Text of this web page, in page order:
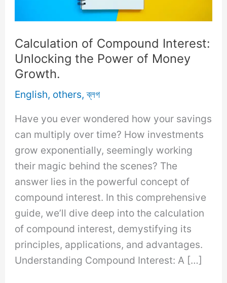
Calculation of Compound Interest:
Unlocking the Power of Money
Growth.
English, others,ব্লগ
Have you ever wondered how your savings
can multiply over time? How investments
grow exponentially, seemingly working
their magic behind the scenes? The
answer lies in the powerful concept of
compound interest. In this comprehensive
guide, we’ll dive deep into the calculation
of compound interest, demystifying its
principles, applications, and advantages.
Understanding Compound Interest: A […]